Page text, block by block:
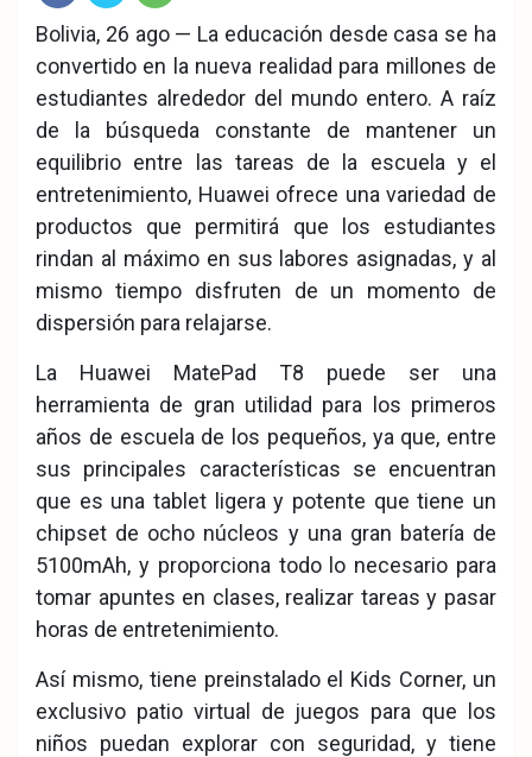
Fac
eb
ook
Twit
ter
Wha
tsA
pp
Bolivia, 26 ago — La educación desde casa se ha
convertido en la nueva realidad para millones de
estudiantes alrededor del mundo entero. A raíz
de la búsqueda constante de mantener un
equilibrio entre las tareas de la escuela y el
entretenimiento, Huawei ofrece una variedad de
productos que permitirá que los estudiantes
rindan al máximo en sus labores asignadas, y al
mismo tiempo disfruten de un momento de
dispersión para relajarse.
La Huawei MatePad T8 puede ser una
herramienta de gran utilidad para los primeros
años de escuela de los pequeños, ya que, entre
sus principales características se encuentran
que es una tablet ligera y potente que tiene un
chipset de ocho núcleos y una gran batería de
5100mAh, y proporciona todo lo necesario para
tomar apuntes en clases, realizar tareas y pasar
horas de entretenimiento.
Así mismo, tiene preinstalado el Kids Corner, un
exclusivo patio virtual de juegos para que los
niños puedan explorar con seguridad, y tiene